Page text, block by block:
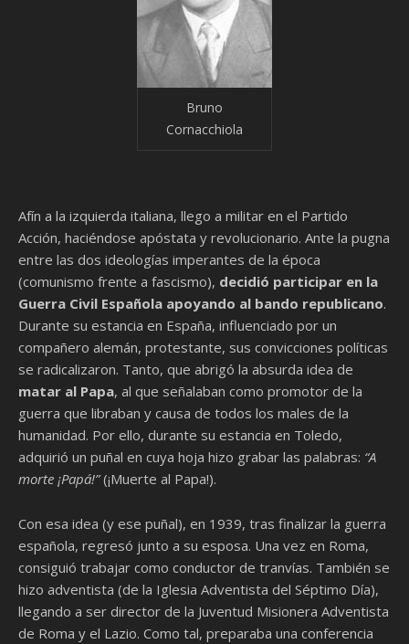
Bruno
Cornacchiola
Afín a la izquierda italiana, llego a militar en el Partido
Acción, haciéndose apóstata y revolucionario. Ante la pugna
entre las dos ideologías imperantes de la época
(comunismo frente a fascismo), decidió participar en la
Guerra Civil Española apoyando al bando republicano.
Durante su estancia en España, influenciado por un
compañero alemán, protestante, sus convicciones políticas
se radicalizaron. Tanto, que abrigó la absurda idea de
matar al Papa, al que señalaban como promotor de la
guerra que libraban y causa de todos los males de la
humanidad. Por ello, durante su estancia en Toledo,
adquirió un puñal en cuya hoja hizo grabar las palabras: “A
morte ¡Papá!”(¡Muerte al Papa!).
Con esa idea (y ese puñal), en 1939, tras finalizar la guerra
española, regresó junto a su esposa. Una vez en Roma,
consiguió trabajar como conductor de tranvías. También se
hizo adventista (de la Iglesia Adventista del Séptimo Día),
llegando a ser director de la Juventud Misionera Adventista
de Roma y el Lazio. Como tal, preparaba una conferencia